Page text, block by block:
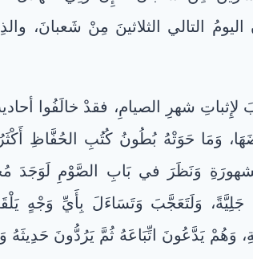
التالي الثلاثينَ مِنْ شَعبانَ،
لإِثباتِ شهرِ الصيامِ، فقدْ خالَفُوا
وَمَا حَوَتْهُ بُطُونُ كُتُبِ الحُفَّاظِ
وَنَظَرَ في بَابِ الصَّوْمِ لَوَجَدَ
جَلِيَّةً، وَلَتَعَجَّبَ وَتَسَاءَلَ بِأَيِّ وَجْهٍ
وَهُمْ يَدَّعُونَ اتِّبَاعَهُ ثُمَّ يَرُدُّونَ حَدِيثَهُ